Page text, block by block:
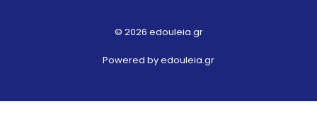
© 2026 edouleia.gr
Powered by edouleia.gr